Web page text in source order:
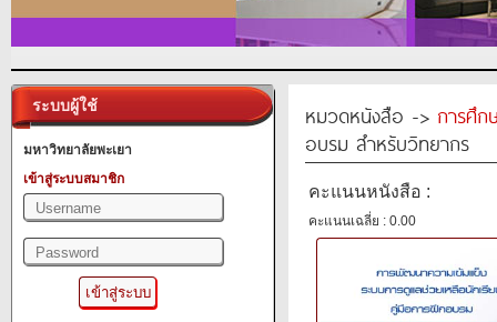
ระบบผู้ใช้
มหาวิทยาลัยพะเยา
เข้าสู่ระบบสมาชิก
หมวดหนังสือ -> การศึก
อบรม สำหรับวิทยากร
คะแนนหนังสือ :
คะแนนเฉลี่ย : 0.00